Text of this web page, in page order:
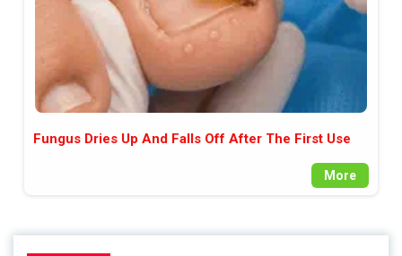
Fungus Dries Up And Falls Off After The First Use
More